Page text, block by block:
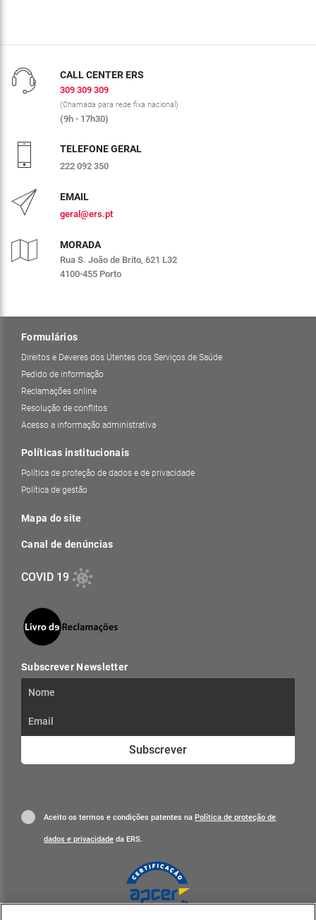
CALL CENTER ERS
309 309 309
(Chamada para rede fixa nacional)
(9h - 17h30)
TELEFONE GERAL
222 092 350
EMAIL
geral@ers.pt
MORADA
Rua S. João de Brito, 621 L32
4100-455 Porto
Formulários
Direitos e Deveres dos Utentes dos Serviços de Saúde
Pedido de informação
Reclamações online
Resolução de conflitos
Acesso a informação administrativa
Políticas institucionais
Política de proteção de dados e de privacidade
Política de gestão
Mapa do site
Canal de denúncias
COVID 19
Subscrever Newsletter
Subscrever
Aceito os termos e condições patentes naPolítica de proteção de
dados e privacidade da ERS.